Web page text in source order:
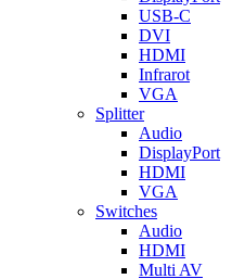
USB-C
DVI
HDMI
Infrarot
VGA
Splitter
Audio
DisplayPort
HDMI
VGA
Switches
Audio
HDMI
Multi AV